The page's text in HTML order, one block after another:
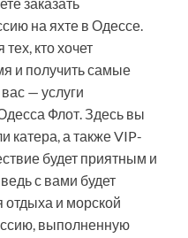
заказать
на яхте в Одессе.
кто хочет
и получить самые
— услуги
Флот. Здесь вы
катера, а также VIP-
будет приятным и
с вами будет
отдыха и морской
выполненную